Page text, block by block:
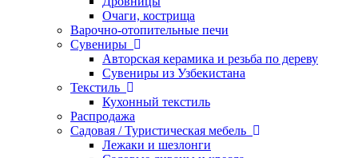
Очаги, кострища
Варочно-отопительные печи
Сувениры
Авторская керамика и резьба по дереву
Сувениры из Узбекистана
Текстиль
Кухонный текстиль
Распродажа
Садовая / Туристическая мебель
Лежаки и шезлонги